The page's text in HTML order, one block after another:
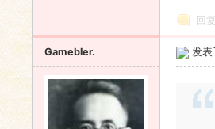
回复
Gamebler. 发